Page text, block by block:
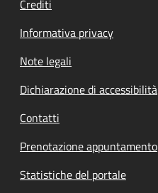
Crediti
Informativa privacy
Note legali
Dichiarazione di accessibilità
Contatti
Prenotazione appuntamento
Statistiche del portale